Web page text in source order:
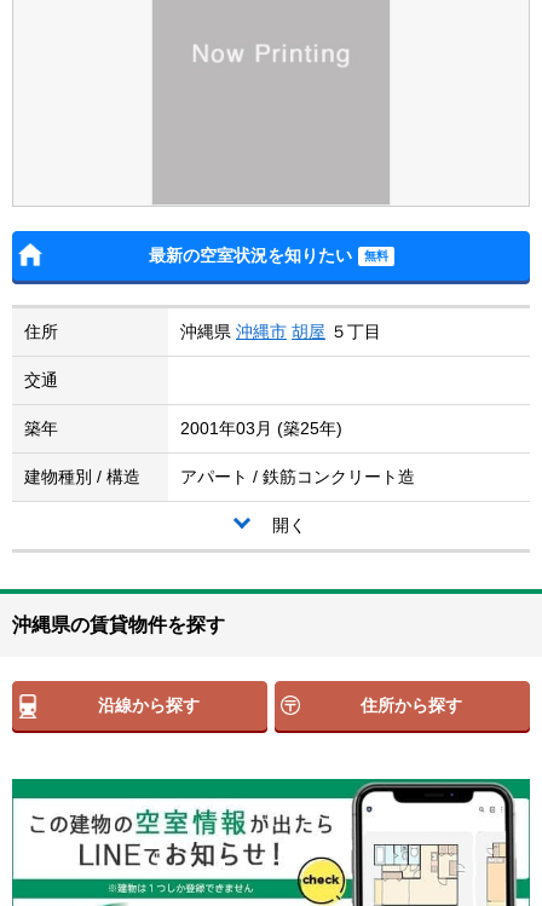
最新の空室状況を知りたい
住所 沖縄県 沖縄市 胡屋 ５丁目
交通
築年 2001年03月 (築25年)
建物種別 / 構造 アパート / 鉄筋コンクリート造
開く
沖縄県の賃貸物件を探す
沿線から探す 住所から探す